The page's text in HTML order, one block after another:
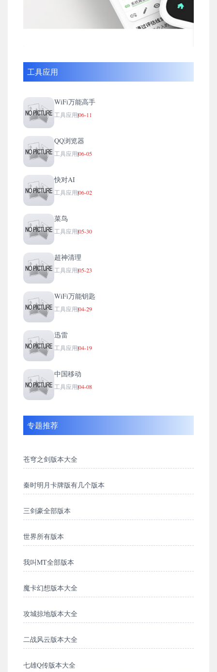
工具应用
WiFi万能高手
工具应用|06-11
QQ浏览器
工具应用|06-05
快对AI
工具应用|06-02
菜鸟
工具应用|05-30
超神清理
工具应用|05-23
WiFi万能钥匙
工具应用|04-29
迅雷
工具应用|04-19
中国移动
工具应用|04-08
专题推荐
苍穹之剑版本大全
秦时明月卡牌版有几个版本
三剑豪全部版本
世界所有版本
我叫MT全部版本
魔卡幻想版本大全
攻城掠地版本大全
二战风云版本大全
七雄Q传版本大全